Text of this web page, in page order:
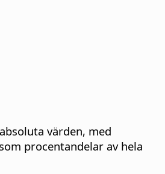
värden, med
procentandelar av hela